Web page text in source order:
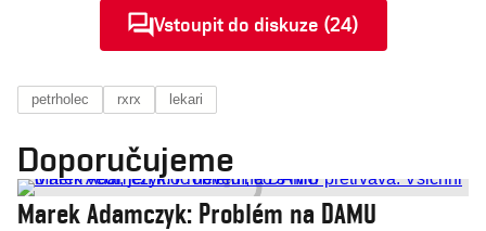
Vstoupit do diskuze (24)
petrholec rxrx lekari
Doporučujeme
Marek Adamczyk: Problém na DAMU